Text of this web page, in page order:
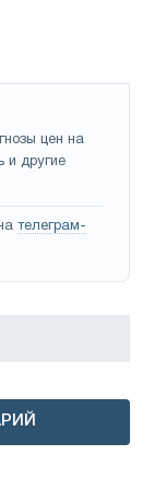
цен на
и другие
телеграм-